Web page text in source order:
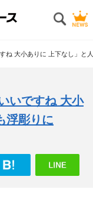
ね 大小ありに 上下なし」と
いですね 大小
浮彫りに